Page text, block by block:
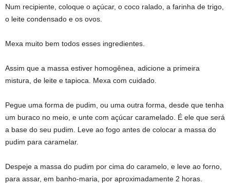
Num recipiente, coloque o açúcar, o coco ralado, a farinha de trigo,
o leite condensado e os ovos.
Mexa muito bem todos esses ingredientes.
Assim que a massa estiver homogênea, adicione a primeira
mistura, de leite e tapioca. Mexa com cuidado.
Pegue uma forma de pudim, ou uma outra forma, desde que tenha
um buraco no meio, e unte com açúcar caramelado. É ele que será
a base do seu pudim. Leve ao fogo antes de colocar a massa do
pudim para caramelar.
Despeje a massa do pudim por cima do caramelo, e leve ao forno,
para assar, em banho-maria, por aproximadamente 2 horas.